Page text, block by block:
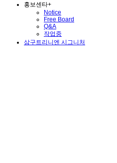
홍보센타+
Notice
Free Board
Q&A
작업중
삼구트리니엔 시그니처